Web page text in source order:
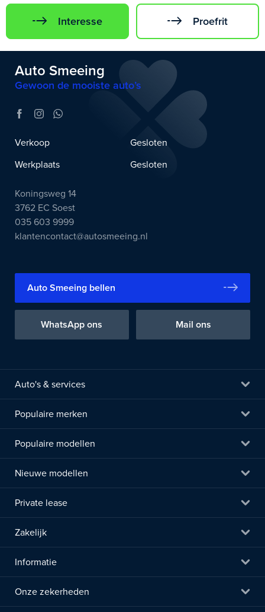
Interesse Proefrit
Auto Smeeing
Gewoon de mooiste auto’s
Verkoop
Gesloten
Werkplaats
Gesloten
Koningsweg 14
3762 EC Soest
035 603 9999
klantencontact@autosmeeing.nl
Auto Smeeing bellen
WhatsApp ons Mail ons
Auto's & services
Populaire merken
Populaire modellen
Nieuwe modellen
Private lease
Zakelijk
Informatie
Onze zekerheden